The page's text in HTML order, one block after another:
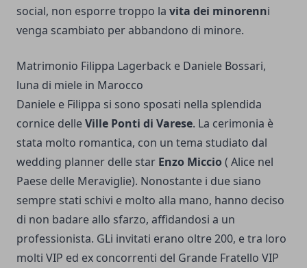
social, non esporre troppo la vita dei minorenni
venga scambiato per abbandono di minore.
Matrimonio Filippa Lagerback e Daniele Bossari,
luna di miele in Marocco
Daniele e Filippa si sono sposati nella splendida
cornice delleVille Ponti di Varese. La cerimonia è
stata molto romantica, con un tema studiato dal
wedding planner delle star Enzo Miccio ( Alice nel
Paese delle Meraviglie). Nonostante i due siano
sempre stati schivi e molto alla mano, hanno deciso
di non badare allo sfarzo, affidandosi a un
professionista. GLi invitati erano oltre 200, e tra loro
molti VIP ed ex concorrenti del Grande Fratello VIP